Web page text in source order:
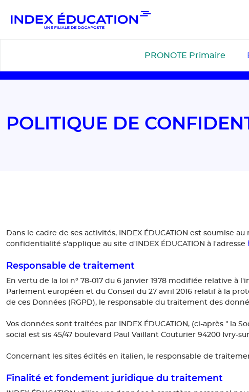
PRONOTE Primaire
POLITIQUE DE
Dans le cadre de ses activités, INDEX ÉDUCATION est
confidentialité s'applique au site d'INDEX ÉDUCATION à l'adresse
Responsable de traitement
En vertu de la loi n° 78-017 du 6 janvier 1978 modifiée relative
Parlement européen et du Conseil du 27 avril 2016 relatif à la
de ces Données (RGPD), le responsable du traitement des
Vos données sont traitées par INDEX ÉDUCATION, (ci-après " la
social est sis 45/47 boulevard Paul Vaillant Couturier 94200 Ivry-
Concernant les sites édités en italien, le responsable de traitement
Finalité et fondement juridique du traitement